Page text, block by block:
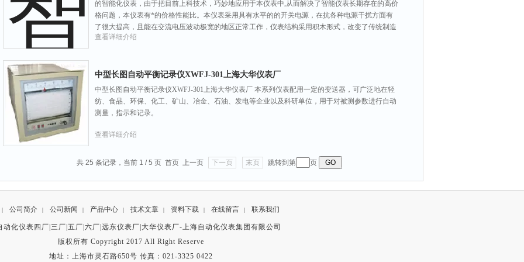
的智能化仪表，由于把目前上科技术，巧妙地应用于本仪表中,从而解决了智能仪表长期存在的高价
格问题，本仪表有*的价格性能比。本仪表采用具有水平的的开关电源，在抗各种电源干扰方面有
了很大提高，且能在交流电压波动极宽的地区正常工作，仪表结构采用积木形式，改变了传统制造
工艺，使仪表构件减少，从
查看详细介绍
中型长图自动平衡记录仪XWFJ-301上海大华仪表厂
中型长图自动平衡记录仪XWFJ-301上海大华仪表厂 本系列仪表配用一定的变送器，可广泛地在轻
纺、食品、环保、化工、矿山、冶金、石油、发电等企业以及科研单位，用于对被测参数进行自动
测量，指示和记录。
查看详细介绍
共 25 条记录，当前 1 / 5 页 首页 上一页 下一页 末页 跳转到第 页
| 公司简介 | 公司新闻 | 产品中心 | 技术文章 | 资料下载 | 在线留言 | 联系我们
动化仪表四厂|三厂|五厂|六厂|远东仪表厂|大华仪表厂-上海自动化仪表集团有限公司
版权所有 Copyright 2017 All Right Reserve
地址：上海市灵石路650号 传真：021-3325 0422